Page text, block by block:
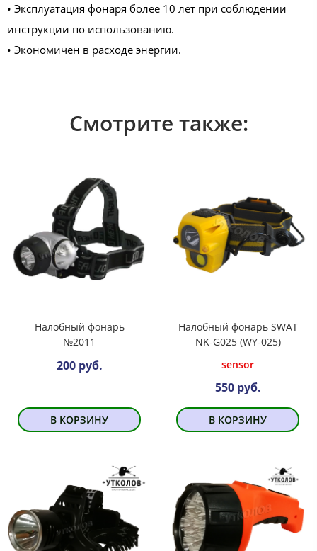
• ​Эксплуатация фонаря более 10 лет при соблюдении
инструкции по использованию.​
• ​Экономичен в расходе энергии.
Смотрите также:
Налобный фонарь
№2011
200 руб.
В КОРЗИНУ
Налобный фонарь SWAT
NK-G025 (WY-025)
sensor
550 руб.
В КОРЗИНУ